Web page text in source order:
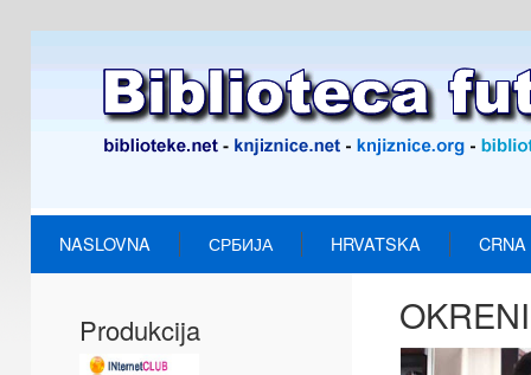
NASLOVNA СРБИЈА HRVATSKA
Produkcija